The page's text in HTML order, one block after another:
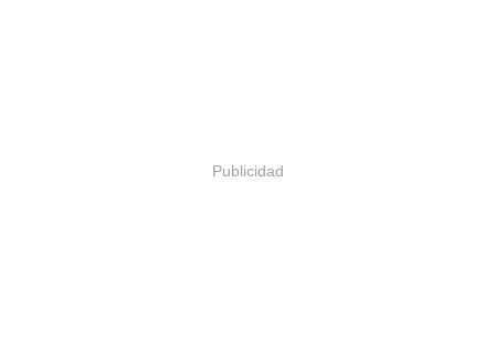
Publicidad